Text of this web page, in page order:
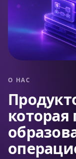
О НАС